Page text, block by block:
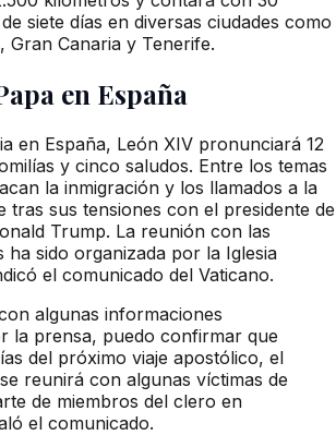
siete días en diversas ciudades como
Gran Canaria y Tenerife.
en España
en España, León XIV pronunciará 12
y cinco saludos. Entre los temas
la inmigración y los llamados a la
tras sus tensiones con el presidente de
Trump. La reunión con las
ha sido organizada por la Iglesia
el comunicado del Vaticano.
algunas informaciones
la prensa, puedo confirmar que
del próximo viaje apostólico, el
reunirá con algunas víctimas de
de miembros del clero en
el comunicado.